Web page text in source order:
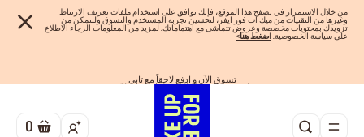
من خلال الاستمرار في تصفح هذا الموقع، فإنك توافق على استخدام ملفات تعريف الارتباط
وغيرها من التقنيات من ميك اب فور ايفر، لتحسين تجربة المستخدم والتسوق ولنتمكن من
تزويدك بمحتويات مخصصة وعروض تتماشى مع اهتماماتك. لمزيد من المعلومات الرجاء الاطلاع
على سياسة الخصوصية. ضغط هنا>
شحن مجاني لجميع الطلبات
اهدي مجموعاتك المفضلة! تسوق الآن
الفرصة الأخيرة: خصم 25% على خطوط مختارة
0